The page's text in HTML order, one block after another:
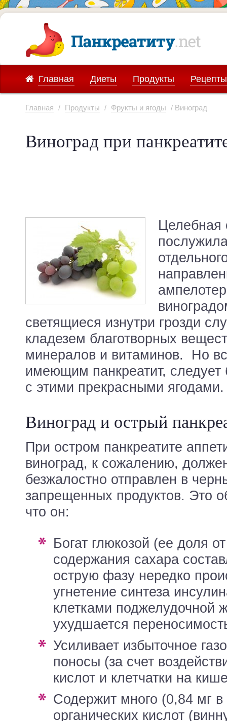
Главная Диеты Продукты Рецепты
Главная / Продукты / Фрукты и ягоды / Виноград
Виноград при
Целебная
светящиеся изнутри грозди
кладезем благотворных
минералов и витаминов. Но
имеющим панкреатит,
с этими прекрасными ягодами.
Виноград и острый
При остром панкреатите
виноград, к сожалению,
безжалостно отправлен в
запрещенных продуктов. Это
что он:
богат глюкозой (ее доля от общего
содержания сахара
острую фазу нередко
угнетение синтеза
клетками поджелудочной
ухудшается
усиливает избыточное газообразование и
поносы (за счет
кислот и клетчатки на
содержит много (0,84 мг в 100 г)
органических кислот